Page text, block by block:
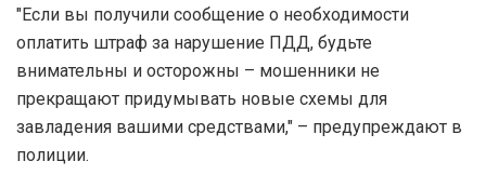
"Если вы получили сообщение о необходимости
оплатить штраф за нарушение ПДД, будьте
внимательны и осторожны – мошенники не
прекращают придумывать новые схемы для
завладения вашими средствами," – предупреждают в
полиции.